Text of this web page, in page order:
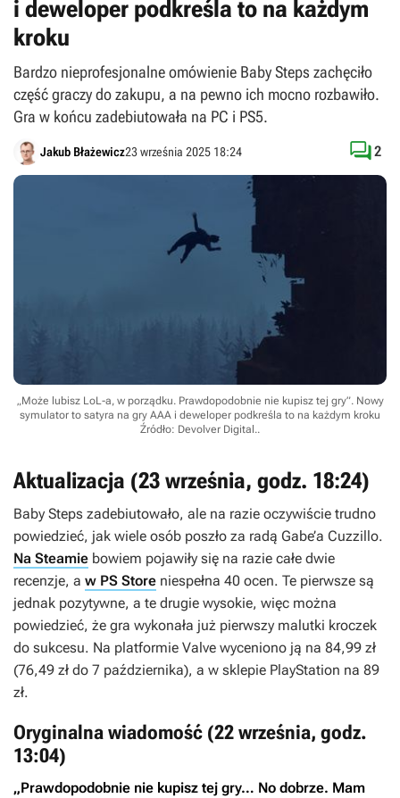
i deweloper podkreśla to na każdym
kroku
Bardzo nieprofesjonalne omówienie Baby Steps zachęciło
część graczy do zakupu, a na pewno ich mocno rozbawiło.
Gra w końcu zadebiutowała na PC i PS5.
Jakub Błażewicz23 września 2025 18:24 2
„Może lubisz LoL-a, w porządku. Prawdopodobnie nie kupisz tej gry”. Nowy
symulator to satyra na gry AAA i deweloper podkreśla to na każdym kroku
Źródło: Devolver Digital..
Aktualizacja (23 września, godz. 18:24)
Baby Steps zadebiutowało, ale na razie oczywiście trudno
powiedzieć, jak wiele osób poszło za radą Gabe’a Cuzzillo.
Na Steamie bowiem pojawiły się na razie całe dwie
recenzje, a w PS Store niespełna 40 ocen. Te pierwsze są
jednak pozytywne, a te drugie wysokie, więc można
powiedzieć, że gra wykonała już pierwszy malutki kroczek
do sukcesu. Na platformie Valve wyceniono ją na 84,99 zł
(76,49 zł do 7 października), a w sklepie PlayStation na 89
zł.
Oryginalna wiadomość (22 września, godz.
13:04)
„Prawdopodobnie nie kupisz tej gry… No dobrze. Mam